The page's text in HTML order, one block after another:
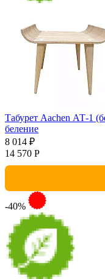
Табурет Aachen АТ-1
беление
8 014 ₽
14 570 Р
-40%